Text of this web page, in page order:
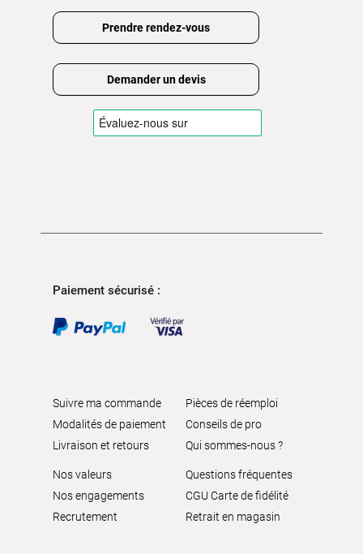
Prendre rendez-vous
Demander un devis
Paiement sécurisé :
Suivre ma commande
Modalités de paiement
Livraison et retours
Pièces de réemploi
Conseils de pro
Qui sommes-nous ?
Nos valeurs
Nos engagements
Recrutement
Questions fréquentes
CGU Carte de fidélité
Retrait en magasin